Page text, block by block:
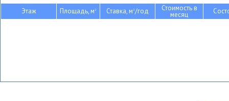
Этаж Площадь, м2 Ставка, м2/год Стоимость в
месяц